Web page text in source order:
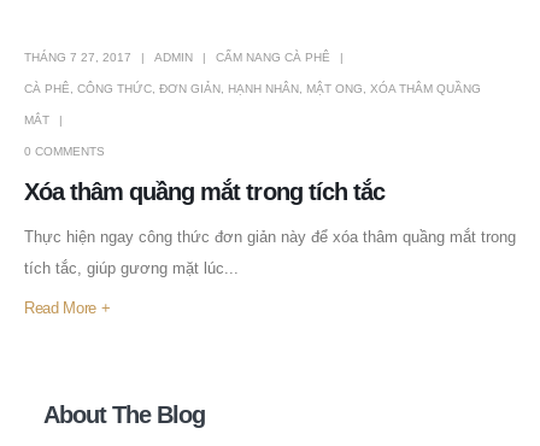
Xóa thâm quầng mắt trong tích tắc
THÁNG 7 27, 2017 ADMIN CẨM NANG CÀ PHÊ
CÀ PHÊ CÔNG THỨC ĐƠN GIẢN HẠNH NHÂN MẬT ONG XÓA THÂM QUẦNG
MẮT
0 COMMENTS
Thực hiện ngay công thức đơn giản này để xóa thâm quầng mắt trong
tích tắc, giúp gương mặt lúc...
Read More +
About The Blog